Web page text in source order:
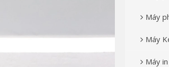
Máy
Máy
Máy in